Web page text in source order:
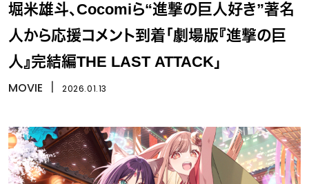
堀米雄斗、Cocomiら“進撃の巨人好き”著名
人から応援コメント到着「劇場版『進撃の巨
人』完結編THE LAST ATTACK」
MOVIE 2026.01.13